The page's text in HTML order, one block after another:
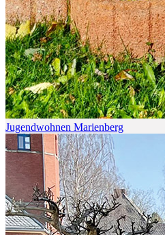
Jugendwohnen Marienberg